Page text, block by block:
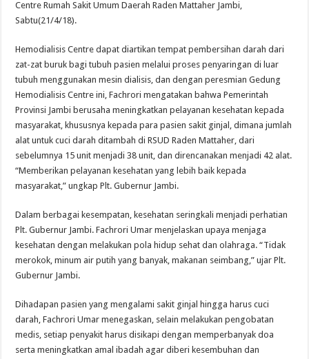
Centre Rumah Sakit Umum Daerah Raden Mattaher Jambi,
Sabtu(21/4/18).
Hemodialisis Centre dapat diartikan tempat pembersihan darah dari
zat-zat buruk bagi tubuh pasien melalui proses penyaringan di luar
tubuh menggunakan mesin dialisis, dan dengan peresmian Gedung
Hemodialisis Centre ini, Fachrori mengatakan bahwa Pemerintah
Provinsi Jambi berusaha meningkatkan pelayanan kesehatan kepada
masyarakat, khususnya kepada para pasien sakit ginjal, dimana jumlah
alat untuk cuci darah ditambah di RSUD Raden Mattaher, dari
sebelumnya 15 unit menjadi 38 unit, dan direncanakan menjadi 42 alat.
“Memberikan pelayanan kesehatan yang lebih baik kepada
masyarakat,” ungkap Plt. Gubernur Jambi.
Dalam berbagai kesempatan, kesehatan seringkali menjadi perhatian
Plt. Gubernur Jambi. Fachrori Umar menjelaskan upaya menjaga
kesehatan dengan melakukan pola hidup sehat dan olahraga. “Tidak
merokok, minum air putih yang banyak, makanan seimbang,” ujar Plt.
Gubernur Jambi.
Dihadapan pasien yang mengalami sakit ginjal hingga harus cuci
darah, Fachrori Umar menegaskan, selain melakukan pengobatan
medis, setiap penyakit harus disikapi dengan memperbanyak doa
serta meningkatkan amal ibadah agar diberi kesembuhan dan